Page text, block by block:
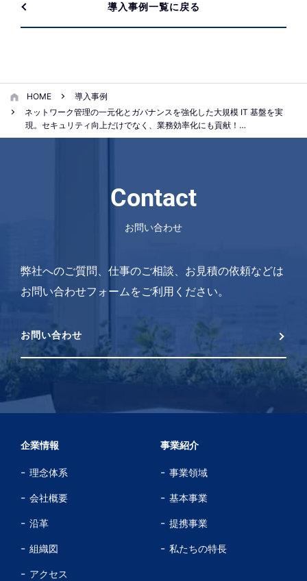
導入事例一覧に戻る
HOME
導入事例
ネットワーク管理の一元化とガバナンスを強化した大規模 IT 基盤を実
現。セキュリティ向上だけでなく、業務効率化にも貢献！…
Contact
お問い合わせ
弊社へのご質問、仕事のご相談、お見積の依頼などは
お問い合わせフォームをご利用ください。
お問い合わせ
企業情報
理念体系
会社概要
沿革
組織図
アクセス
事業紹介
事業領域
基本事業
提携事業
私たちの特長